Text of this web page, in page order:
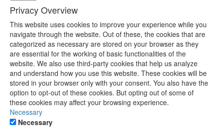
Privacy Overview
This website uses cookies to improve your experience while you
navigate through the website. Out of these, the cookies that are
categorized as necessary are stored on your browser as they
are essential for the working of basic functionalities of the
website. We also use third-party cookies that help us analyze
and understand how you use this website. These cookies will be
stored in your browser only with your consent. You also have the
option to opt-out of these cookies. But opting out of some of
these cookies may affect your browsing experience.
Necessary
Necessary